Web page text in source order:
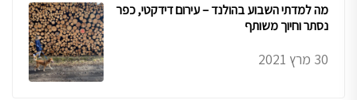
מה למדתי השבוע בהולנד – עירום דידקטי, כפר
נסתר וחיוך משותף
30 מרץ 2021